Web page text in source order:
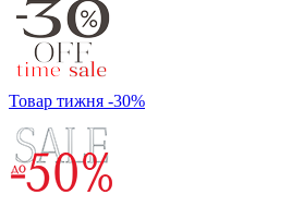
Товар тижня -30%